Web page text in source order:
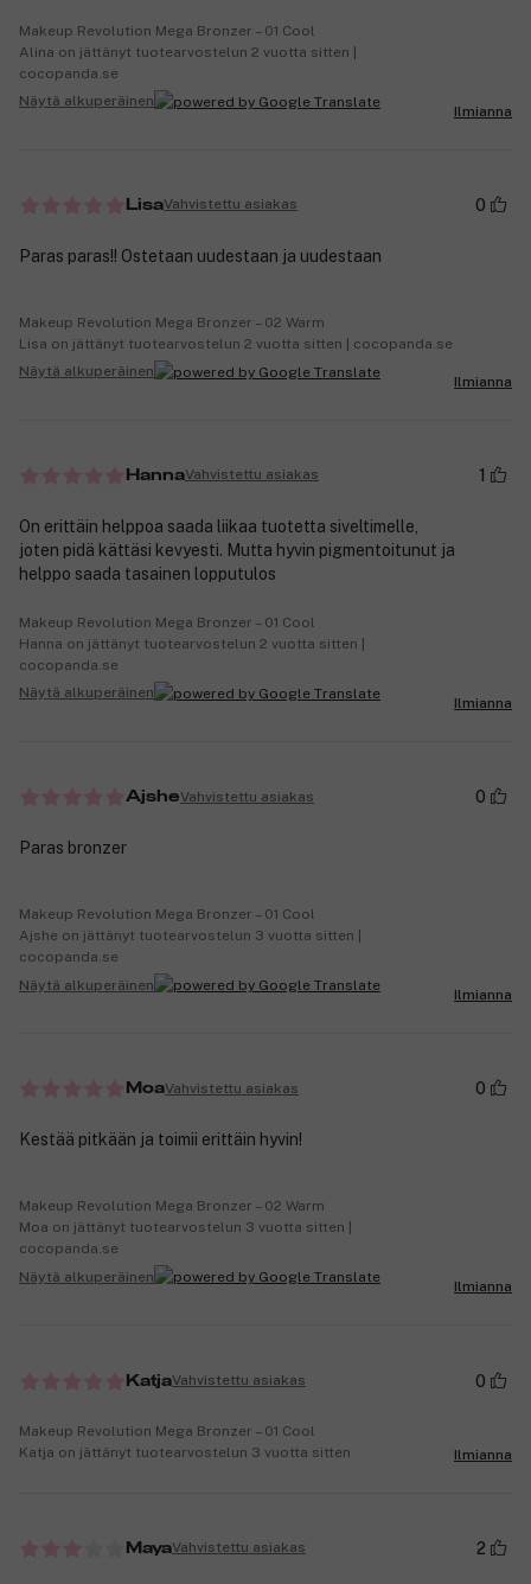
Makeup Revolution Mega Bronzer – 01 Cool
Alina on jättänyt tuotearvostelun 2 vuotta sitten |
cocopanda.se
Näytä alkuperäinen
Ilmianna
LisaVahvistettu asiakas 0
Paras paras!! Ostetaan uudestaan ja uudestaan
Makeup Revolution Mega Bronzer – 02 Warm
Lisa on jättänyt tuotearvostelun 2 vuotta sitten | cocopanda.se
Näytä alkuperäinen
Ilmianna
HannaVahvistettu asiakas 1
On erittäin helppoa saada liikaa tuotetta siveltimelle,
joten pidä kättäsi kevyesti. Mutta hyvin pigmentoitunut ja
helppo saada tasainen lopputulos
Makeup Revolution Mega Bronzer – 01 Cool
Hanna on jättänyt tuotearvostelun 2 vuotta sitten |
cocopanda.se
Näytä alkuperäinen
Ilmianna
AjsheVahvistettu asiakas 0
Paras bronzer
Makeup Revolution Mega Bronzer – 01 Cool
Ajshe on jättänyt tuotearvostelun 3 vuotta sitten |
cocopanda.se
Näytä alkuperäinen
Ilmianna
MoaVahvistettu asiakas 0
Kestää pitkään ja toimii erittäin hyvin!
Makeup Revolution Mega Bronzer – 02 Warm
Moa on jättänyt tuotearvostelun 3 vuotta sitten |
cocopanda.se
Näytä alkuperäinen
Ilmianna
KatjaVahvistettu asiakas 0
Makeup Revolution Mega Bronzer – 01 Cool
Katja on jättänyt tuotearvostelun 3 vuotta sitten
Ilmianna
MayaVahvistettu asiakas 2